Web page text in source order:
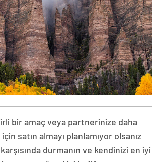
bir amaç veya partnerinize daha
satın almayı planlamıyor olsanız
durmanın ve kendinizi en iyi